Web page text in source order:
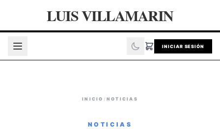
LUIS VILLAMARIN
INICIAR SESIÓN
INICIO / NOTICIAS
NOTICIAS